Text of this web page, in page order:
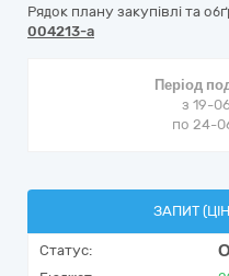
Рядок плану закупівлі та
004213-a
Період
з 19-
по 24-
ЗАПИТ
Статус: